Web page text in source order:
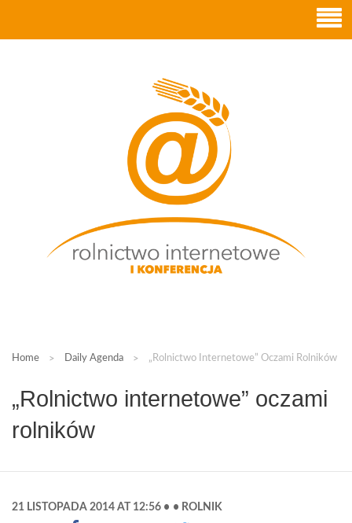
ROLNICTWO
INTERNETOWE
Home Daily Agenda „Rolnictwo Internetowe” Oczami Rolników
„Rolnictwo internetowe” oczami
rolników
21 LISTOPADA 2014 AT 12:56 ROLNIK